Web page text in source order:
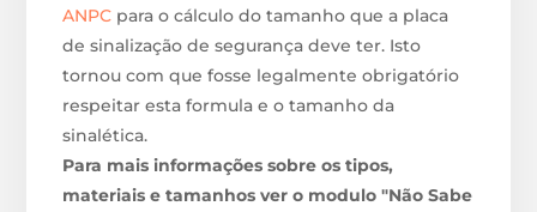
ANPC para o cálculo do tamanho que a placa
de sinalização de segurança deve ter. Isto
tornou com que fosse legalmente obrigatório
respeitar esta formula e o tamanho da
sinalética.
Para mais informações sobre os tipos,
materiais e tamanhos ver o modulo "Não Sabe